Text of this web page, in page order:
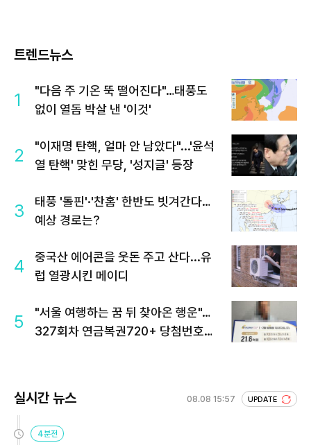
트렌드뉴스
1
"다음 주 기온 뚝 떨어진다"…태풍도
없이 열돔 박살 낸 '이것'
2
"이재명 탄핵, 얼마 안 남았다"...'윤석
열 탄핵' 맞힌 무당, '성지글' 등장
3
태풍 '돌핀'·'찬홈' 한반도 빗겨간다…
예상 경로는?
4
중국산 에어콘을 웃돈 주고 산다...유
럽 열광시킨 메이디
5
"서울 여행하는 꿈 뒤 찾아온 행운"…
327회차 연금복권720+ 당첨번호조
실시간 뉴스 08.08 15:57 UPDATE
4분전